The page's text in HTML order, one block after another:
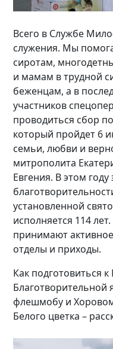
Всего в Службе
служения. Мы
сиротам,
и мамам в трудной
беженцам, а в
участников
проводиться сбор
который пройдет 6
семьи, любви и
митрополита
Евгения. В этом
установленной
исполняется 114
принимают
отделы и приходы.
Как подготовиться к
флешмобу и
Белого цветка –